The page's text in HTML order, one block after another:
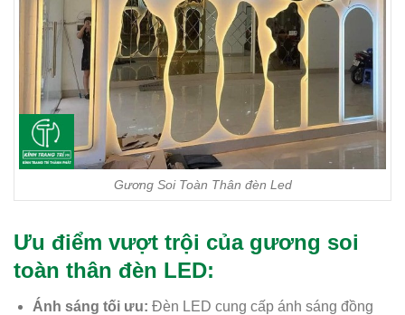
Gương Soi Toàn Thân đèn Led
Ưu điểm vượt trội của gương soi
toàn thân đèn LED:
Ánh sáng tối ưu: Đèn LED cung cấp ánh sáng đồng